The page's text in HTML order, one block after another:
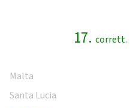
17. corrett.
Malta
Santa Lucia